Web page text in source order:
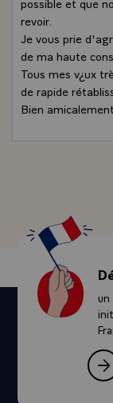
revoir.
Je vous prie
de ma haute
Tous mes v¿ux
de rapide
Bien